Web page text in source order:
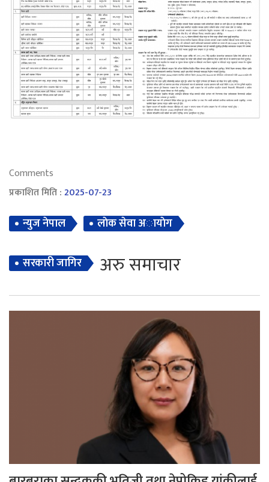
Comments
प्रकाशित मिति :2025-07-23
न्युज नेपाल लाेक सेवा अायाेग
सरकारी जागिर अरु समाचार